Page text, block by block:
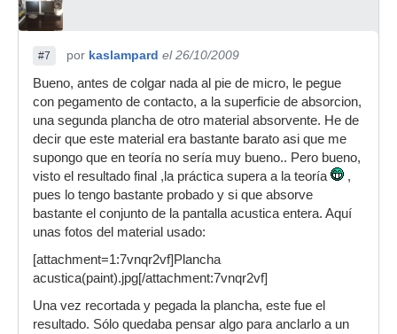
#7 por kaslampard el 26/10/2009
Bueno, antes de colgar nada al pie de micro, le pegue
con pegamento de contacto, a la superficie de absorcion,
una segunda plancha de otro material absorvente. He de
decir que este material era bastante barato asi que me
supongo que en teoría no sería muy bueno.. Pero bueno,
visto el resultado final ,la práctica supera a la teoría
,
pues lo tengo bastante probado y si que absorve
bastante el conjunto de la pantalla acustica entera. Aquí
unas fotos del material usado:
[attachment=1:7vnqr2vf]Plancha
acustica(paint).jpg[/attachment:7vnqr2vf]
Una vez recortada y pegada la plancha, este fue el
resultado. Sólo quedaba pensar algo para anclarlo a un